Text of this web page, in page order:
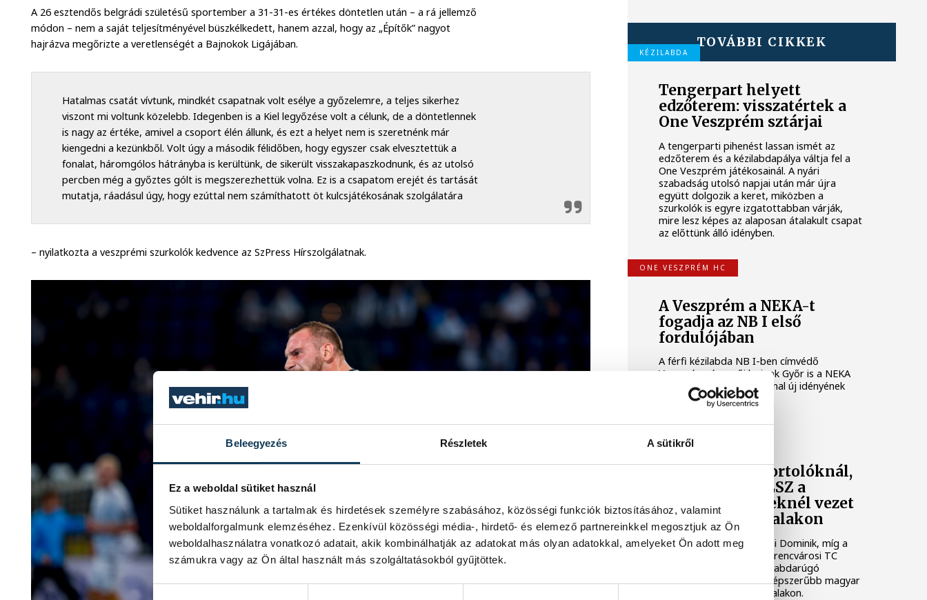
Beleegyezés Részletek A sütikről
Ez a weboldal sütiket használ
Sütiket használunk a tartalmak és hirdetések személyre szabásához, közösségi funkciók biztosításához, valamint
weboldalforgalmunk elemzéséhez. Ezenkívül közösségi média-, hirdető- és elemező partnereinkkel megosztjuk az Ön
weboldalhasználatra vonatkozó adatait, akik kombinálhatják az adatokat más olyan adatokkal, amelyeket Ön adott meg
számukra vagy az Ön által használt más szolgáltatásokból gyűjtöttek.
A 26 esztendős belgrádi születésű sportember a 31-31-es értékes döntetlen után – a rá jellemző
módon – nem a saját teljesítményével büszkélkedett, hanem azzal, hogy az „Építők” nagyot
hajrázva megőrizte a veretlenségét a Bajnokok Ligájában.
Hatalmas csatát vívtunk, mindkét csapatnak volt esélye a győzelemre, a teljes sikerhez
viszont mi voltunk közelebb. Idegenben is a Kiel legyőzése volt a célunk, de a döntetlennek
is nagy az értéke, amivel a csoport élén állunk, és ezt a helyet nem is szeretnénk már
kiengedni a kezünkből. Volt úgy a második félidőben, hogy egyszer csak elvesztettük a
fonalat, háromgólos hátrányba is kerültünk, de sikerült visszakapaszkodnunk, és az utolsó
percben még a győztes gólt is megszerezhettük volna. Ez is a csapatom erejét és tartását
mutatja, ráadásul úgy, hogy ezúttal nem számíthatott öt kulcsjátékosának szolgálatára
– nyilatkozta a veszprémi szurkolók kedvence az SzPress Hírszolgálatnak.
TOVÁBBI CIKKEK
KÉZILABDA
Tengerpart helyett
edzőterem: visszatértek a
One Veszprém sztárjai
A tengerparti pihenést lassan ismét az
edzőterem és a kézilabdapálya váltja fel a
One Veszprém játékosainál. A nyári
szabadság utolsó napjai után már újra
együtt dolgozik a keret, miközben a
szurkolók is egyre izgatottabban várják,
mire lesz képes az alaposan átalakult csapat
az előttünk álló idényben.
ONE VESZPRÉM HC
A Veszprém a NEKA-t
fogadja az NB I első
fordulójában
A férfi kézilabda NB I-ben címvédő
Veszprém, és a női bajnok Győr is a NEKA
csapatát fogadja az élvonal új idényének
első fordulójában.
Szoboszlai a sportolóknál,
az FTC és az MLSZ a
sportszervezeteknél vezet
a közösségi oldalakon
A sportolóknál Szoboszlai Dominik, míg a
sportszervezeteknél a Ferencvárosi TC
futballklub és a Magyar Labdarúgó
Szövetség (MLSZ) a legnépszerűbb magyar
szereplő a közösségi oldalakon.